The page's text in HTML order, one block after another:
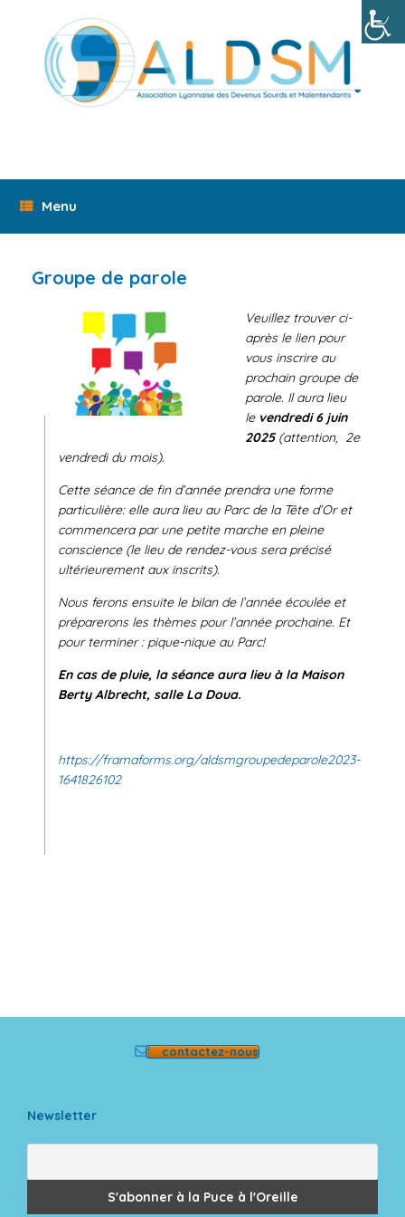
Menu
Groupe de parole
Veuillez trouver ci-
après le lien pour
vous inscrire au
prochain groupe de
parole. Il aura lieu
le vendredi 6 juin
2025(attention, 2e
vendredi du mois).
Cette séance de fin d’année prendra une forme
particulière: elle aura lieu au Parc de la Tête d’Or et
commencera par une petite marche en pleine
conscience (le lieu de rendez-vous sera précisé
ultérieurement aux inscrits).
Nous ferons ensuite le bilan de l’année écoulée et
préparerons les thèmes pour l’année prochaine. Et
pour terminer : pique-nique au Parc!
En cas de pluie, la séance aura lieu à la Maison
Berty Albrecht, salle La Doua.
https://framaforms.org/aldsmgroupedeparole2023-
1641826102
contactez-nous
Newsletter